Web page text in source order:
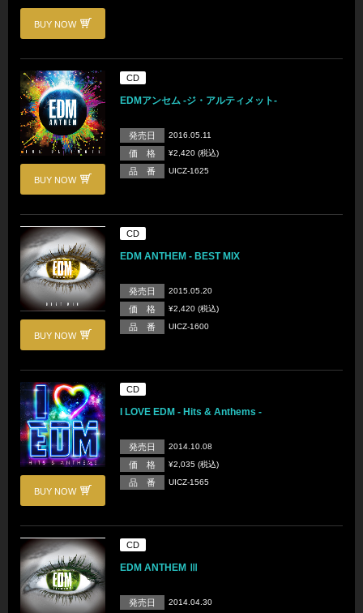
BUY NOW
BUY NOW
CD
EDMアンセム -ジ・アルティメット-
発売日 2016.05.11
価 格 ¥2,420 (税込)
品 番 UICZ-1625
BUY NOW
CD
EDM ANTHEM - BEST MIX
発売日 2015.05.20
価 格 ¥2,420 (税込)
品 番 UICZ-1600
BUY NOW
CD
I LOVE EDM - Hits & Anthems -
発売日 2014.10.08
価 格 ¥2,035 (税込)
品 番 UICZ-1565
CD
EDM ANTHEM Ⅲ
発売日 2014.04.30